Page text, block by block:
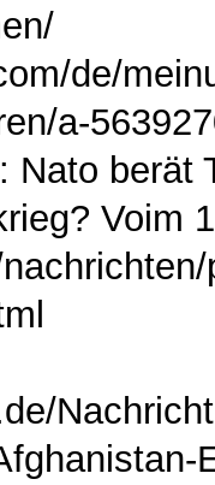
de/
a-
Nato berät
Voim